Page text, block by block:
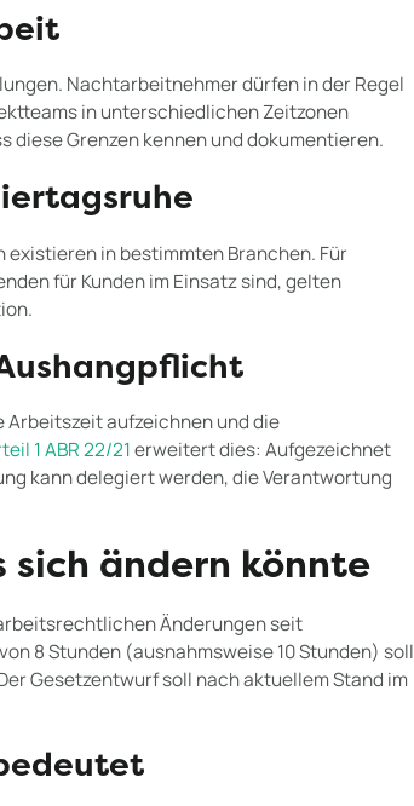
Nachtarbeitnehmer dürfen in der Regel
in unterschiedlichen Zeitzonen
Grenzen kennen und dokumentieren.
in bestimmten Branchen. Für
für Kunden im Einsatz sind, gelten
aufzeichnen und die
1 ABR 22/21erweitert dies: Aufgezeichnet
kann delegiert werden, die Verantwortung
sich ändern könnte
Änderungen seit
8 Stunden (ausnahmsweise 10 Stunden) soll
Gesetzentwurf soll nach aktuellem Stand im